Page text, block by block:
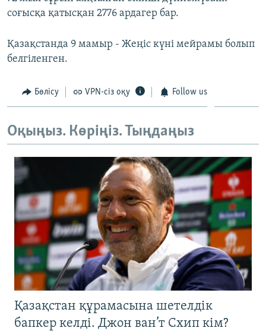
соғысқа қатысқан 2776 ардагер бар.
Қазақстанда 9 мамыр - Жеңіс күні мейрамы болып
белгіленген.
Бөлісу VPN-сіз оқу Follow us
Оқыңыз. Көріңіз. Тыңдаңыз
Қазақстан құрамасына шетелдік
бапкер келді. Джон ван’т Схип кім?